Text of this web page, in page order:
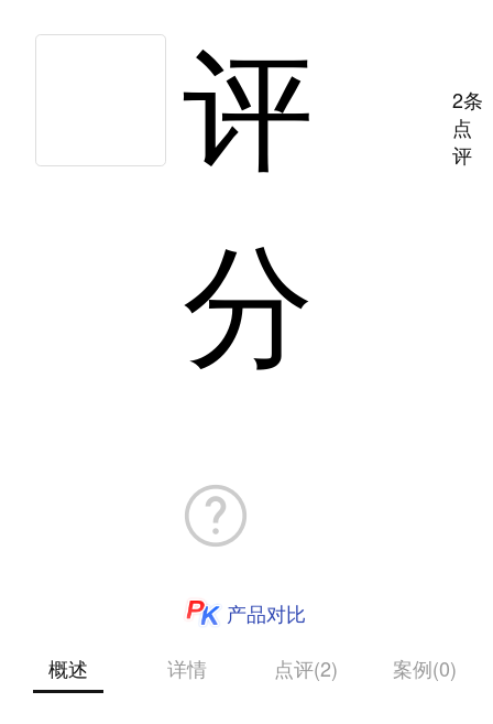
评
分
2条
点
评
产品对比
概述
详情 点评(2) 案例(0)